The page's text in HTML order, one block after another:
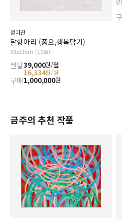
정이진
달항아리 (풍요,행복담기)
53x33cm (10호)
렌탈39,000원/월
16,334원/월
구매1,000,000원
금주의 추천 작품